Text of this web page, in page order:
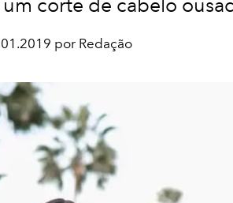
corte de cabelo
por Redação